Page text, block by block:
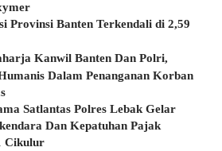
Provinsi Banten Terkendali di 2,59
Kanwil Banten Dan Polri,
Dalam Penanganan Korban
Satlantas Polres Lebak Gelar
Dan Kepatuhan Pajak
Cikulur